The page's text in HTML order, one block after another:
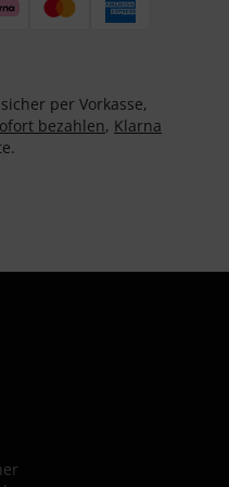
per Vorkasse,
bezahlen, Klarna